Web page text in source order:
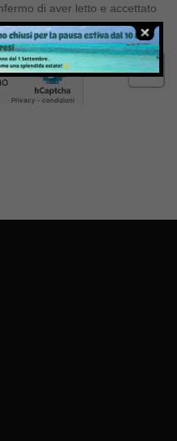
di aver letto e accettato
Invia